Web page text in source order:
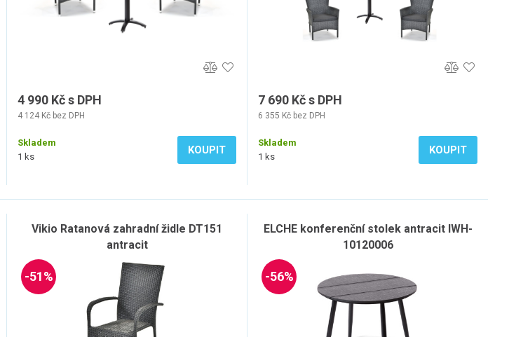
4 990 Kč s DPH
4 124 Kč bez DPH
Skladem
1 ks
KOUPIT
7 690 Kč s DPH
6 355 Kč bez DPH
Skladem
1 ks
KOUPIT
Vikio Ratanová zahradní židle DT151
antracit
-51%
ELCHE konferenční stolek antracit IWH-
10120006
-56%